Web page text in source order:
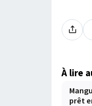
À lire
prêt